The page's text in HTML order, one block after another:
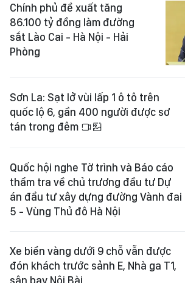
Chính phủ đề xuất tăng
86.100 tỷ đồng làm đường
sắt Lào Cai - Hà Nội - Hải
Phòng
Sơn La: Sạt lở vùi lấp 1 ô tô trên
quốc lộ 6, gần 400 người được sơ
tán trong đêm
Quốc hội nghe Tờ trình và Báo cáo
thẩm tra về chủ trương đầu tư Dự
án đầu tư xây dựng đường Vành đai
5 - Vùng Thủ đô Hà Nội
Xe biển vàng dưới 9 chỗ vẫn được
đón khách trước sảnh E, Nhà ga T1,
sân bay Nội Bài